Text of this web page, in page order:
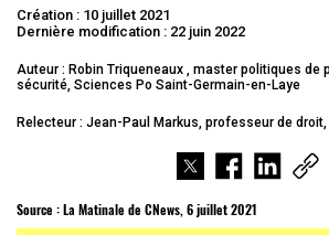
Création : 10 juillet 2021
Dernière modification : 22 juin 2022
Auteur : Robin Triqueneaux , master politiques de
sécurité, Sciences Po Saint-Germain-en-Laye
Relecteur : Jean-Paul Markus, professeur de
Source :La Matinale de CNews, 6 juillet 2021